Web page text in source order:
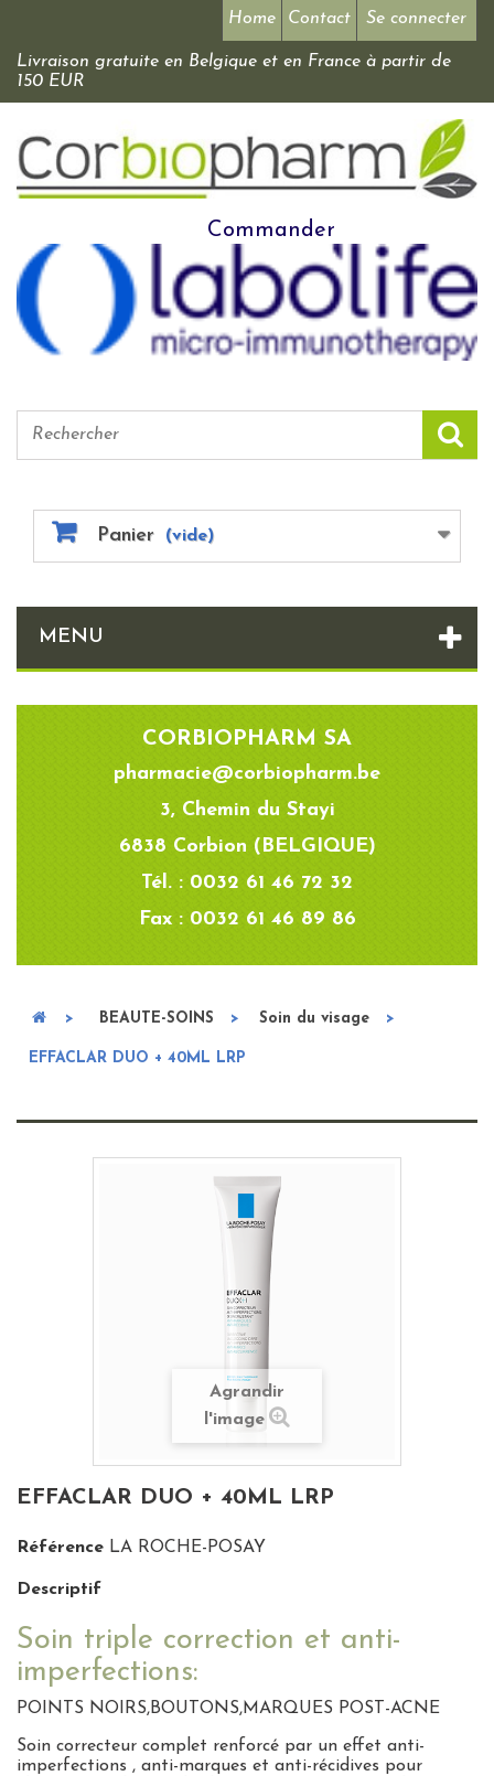
Se connecter
Home Contact
Livraison gratuite en Belgique et en France à partir de
150 EUR
Commander
Panier (vide)
MENU
CORBIOPHARM SA
pharmacie@corbiopharm.be
3, Chemin du Stayi
6838 Corbion (BELGIQUE)
Tél. : 0032 61 46 72 32
Fax : 0032 61 46 89 86
> BEAUTE-SOINS > Soin du visage >
EFFACLAR DUO + 40ML LRP
Agrandir
l'image
EFFACLAR DUO + 40ML LRP
Référence LA ROCHE-POSAY
Descriptif
Soin triple correction et anti-
imperfections:
POINTS NOIRS,BOUTONS,MARQUES POST-ACNE
Soin correcteur complet renforcé par un effet anti-
imperfections , anti-marques et anti-récidives pour